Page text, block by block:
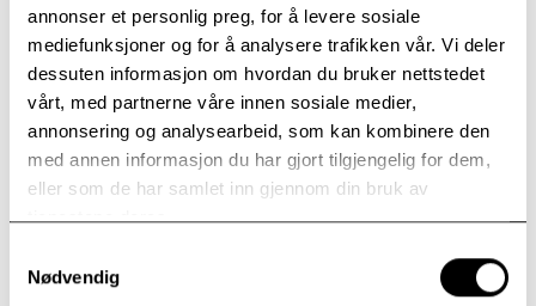
annonser et personlig preg, for å levere sosiale
mediefunksjoner og for å analysere trafikken vår. Vi deler
dessuten informasjon om hvordan du bruker nettstedet
vårt, med partnerne våre innen sosiale medier,
annonsering og analysearbeid, som kan kombinere den
med annen informasjon du har gjort tilgjengelig for dem,
eller som de har samlet inn gjennom din bruk av
tjenestene deres.
Nødvendig
Messen ledes av Karoline Astrup og Helle
Myrvik.
Tid: kl. 18.00